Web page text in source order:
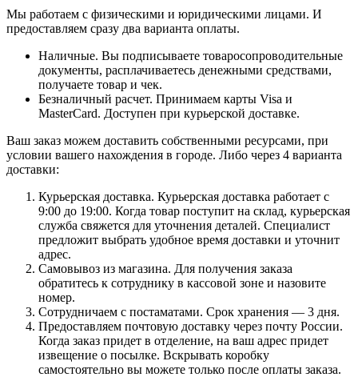
Мы работаем с физическими и юридическими лицами. И
предоставляем сразу два варианта оплаты.
Наличные. Вы подписываете товаросопроводительные
документы, расплачиваетесь денежными средствами,
получаете товар и чек.
Безналичный расчет. Принимаем карты Visa и
MasterCard. Доступен при курьерской доставке.
Ваш заказ можем доставить собственными ресурсами, при
условии вашего нахождения в городе. Либо через 4 варианта
доставки:
Курьерская доставка. Курьерская доставка работает с
9:00 до 19:00. Когда товар поступит на склад, курьерская
служба свяжется для уточнения деталей. Специалист
предложит выбрать удобное время доставки и уточнит
адрес.
Самовывоз из магазина. Для получения заказа
обратитесь к сотруднику в кассовой зоне и назовите
номер.
Сотрудничаем с постаматами. Срок хранения — 3 дня.
Предоставляем почтовую доставку через почту России.
Когда заказ придет в отделение, на ваш адрес придет
извещение о посылке. Вскрывать коробку
самостоятельно вы можете только после оплаты заказа.